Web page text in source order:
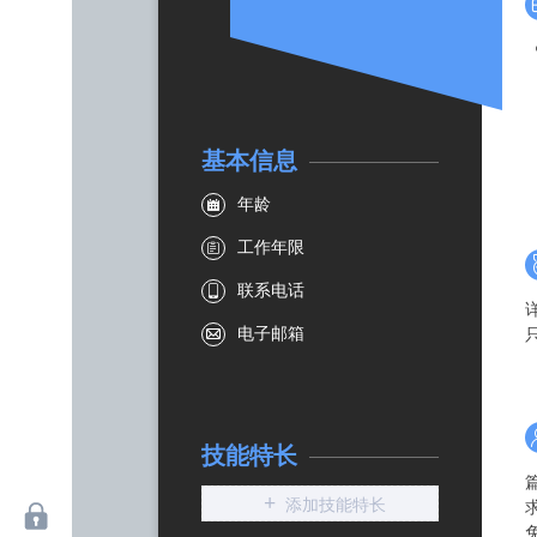
基本信息




技能特长
+